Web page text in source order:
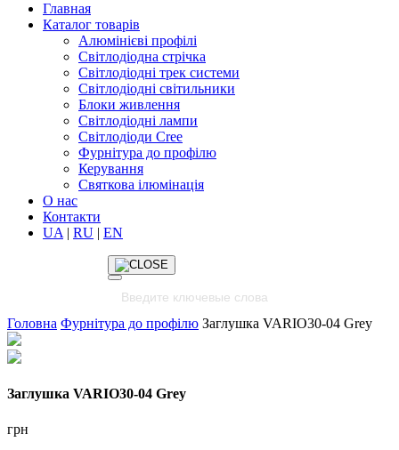
Главная
Каталог товарів
Алюмінієві профілі
Світлодіодна стрічка
Світлодіодні трек системи
Світлодіодні світильники
Блоки живлення
Світлодіодні лампи
Світлодіоди Cree
Фурнітура до профілю
Керування
Святкова ілюмінація
О нас
Контакти
UA | RU | EN
Головна Фурнітура до профілю Заглушка VARIO30-04 Grey
Заглушка VARIO30-04 Grey
грн